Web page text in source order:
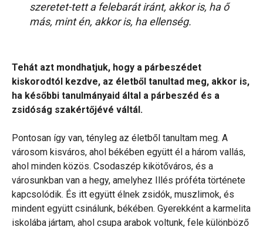
szeretet-tett a felebarát iránt, akkor is, ha ő
más, mint én, akkor is, ha ellenség.
Tehát azt mondhatjuk, hogy a párbeszédet
kiskorodtól kezdve, az életből tanultad meg, akkor is,
ha későbbi tanulmányaid által a párbeszéd és a
zsidóság szakértőjévé váltál.
Pontosan így van, tényleg az életből tanultam meg. A
városom kisváros, ahol békében együtt él a három vallás,
ahol minden közös. Csodaszép kikötőváros, és a
városunkban van a hegy, amelyhez Illés próféta története
kapcsolódik. És itt együtt élnek zsidók, muszlimok, és
mindent együtt csinálunk, békében. Gyerekként a karmelita
iskolába jártam, ahol csupa arabok voltunk, fele különböző